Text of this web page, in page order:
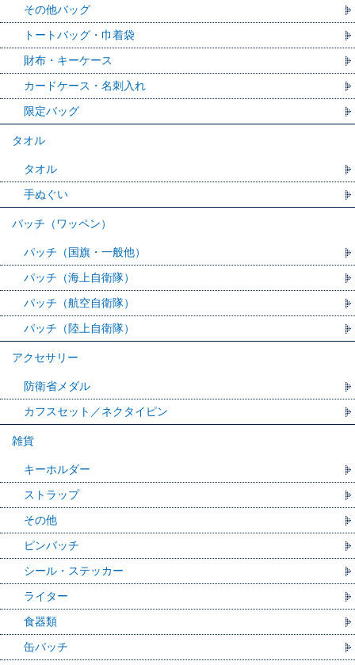
その他バッグ
トートバッグ・巾着袋
財布・キーケース
カードケース・名刺入れ
限定バッグ
タオル
タオル
手ぬぐい
パッチ（ワッペン）
パッチ（国旗・一般他）
パッチ（海上自衛隊）
パッチ（航空自衛隊）
パッチ（陸上自衛隊）
アクセサリー
防衛省メダル
カフスセット／ネクタイピン
雑貨
キーホルダー
ストラップ
その他
ピンバッチ
シール・ステッカー
ライター
食器類
缶バッチ